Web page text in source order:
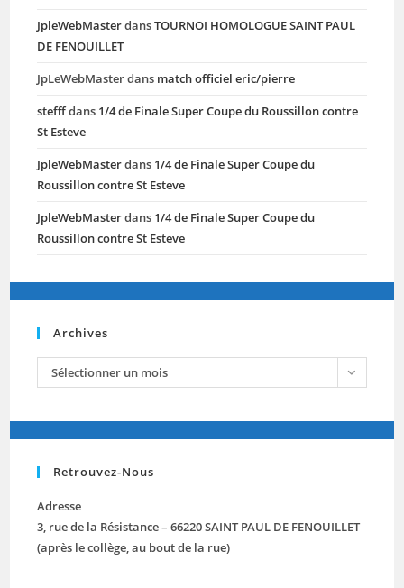
JpleWebMasterdansTOURNOI HOMOLOGUE SAINT PAUL
DE FENOUILLET
JpLeWebMasterdans match officiel eric/pierre
stefffdans 1/4 de Finale Super Coupe du Roussillon contre
St Esteve
JpleWebMasterdans 1/4 de Finale Super Coupe du
Roussillon contre St Esteve
JpleWebMasterdans 1/4 de Finale Super Coupe du
Roussillon contre St Esteve
Archives
archives
Sélectionner un mois
Retrouvez-Nous
Adresse
3, rue de la Résistance – 66220 SAINT PAUL DE FENOUILLET
(après le collège, au bout de la rue)